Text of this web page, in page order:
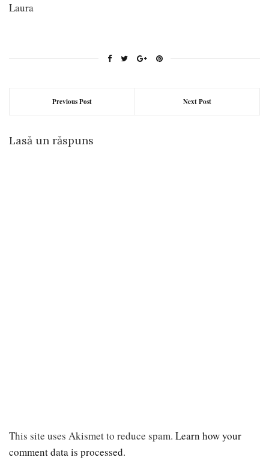
Laura
Previous Post Next Post
Lasă un răspuns
This site uses Akismet to reduce spam. Learn how your
comment data is processed.